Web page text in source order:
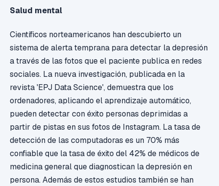
Salud mental
Científicos norteamericanos han descubierto un
sistema de alerta temprana para detectar la depresión
a través de las fotos que el paciente publica en redes
sociales. La nueva investigación, publicada en la
revista 'EPJ Data Science', demuestra que los
ordenadores, aplicando el aprendizaje automático,
pueden detectar con éxito personas deprimidas a
partir de pistas en sus fotos de Instagram. La tasa de
detección de las computadoras es un 70% más
confiable que la tasa de éxito del 42% de médicos de
medicina general que diagnostican la depresión en
persona. Además de estos estudios también se han